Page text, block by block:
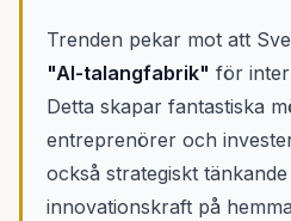
Trenden pekar mot att
"AI-talangfabrik" för
Detta skapar fantastiska
entreprenörer och
också strategiskt
innovationskraft på